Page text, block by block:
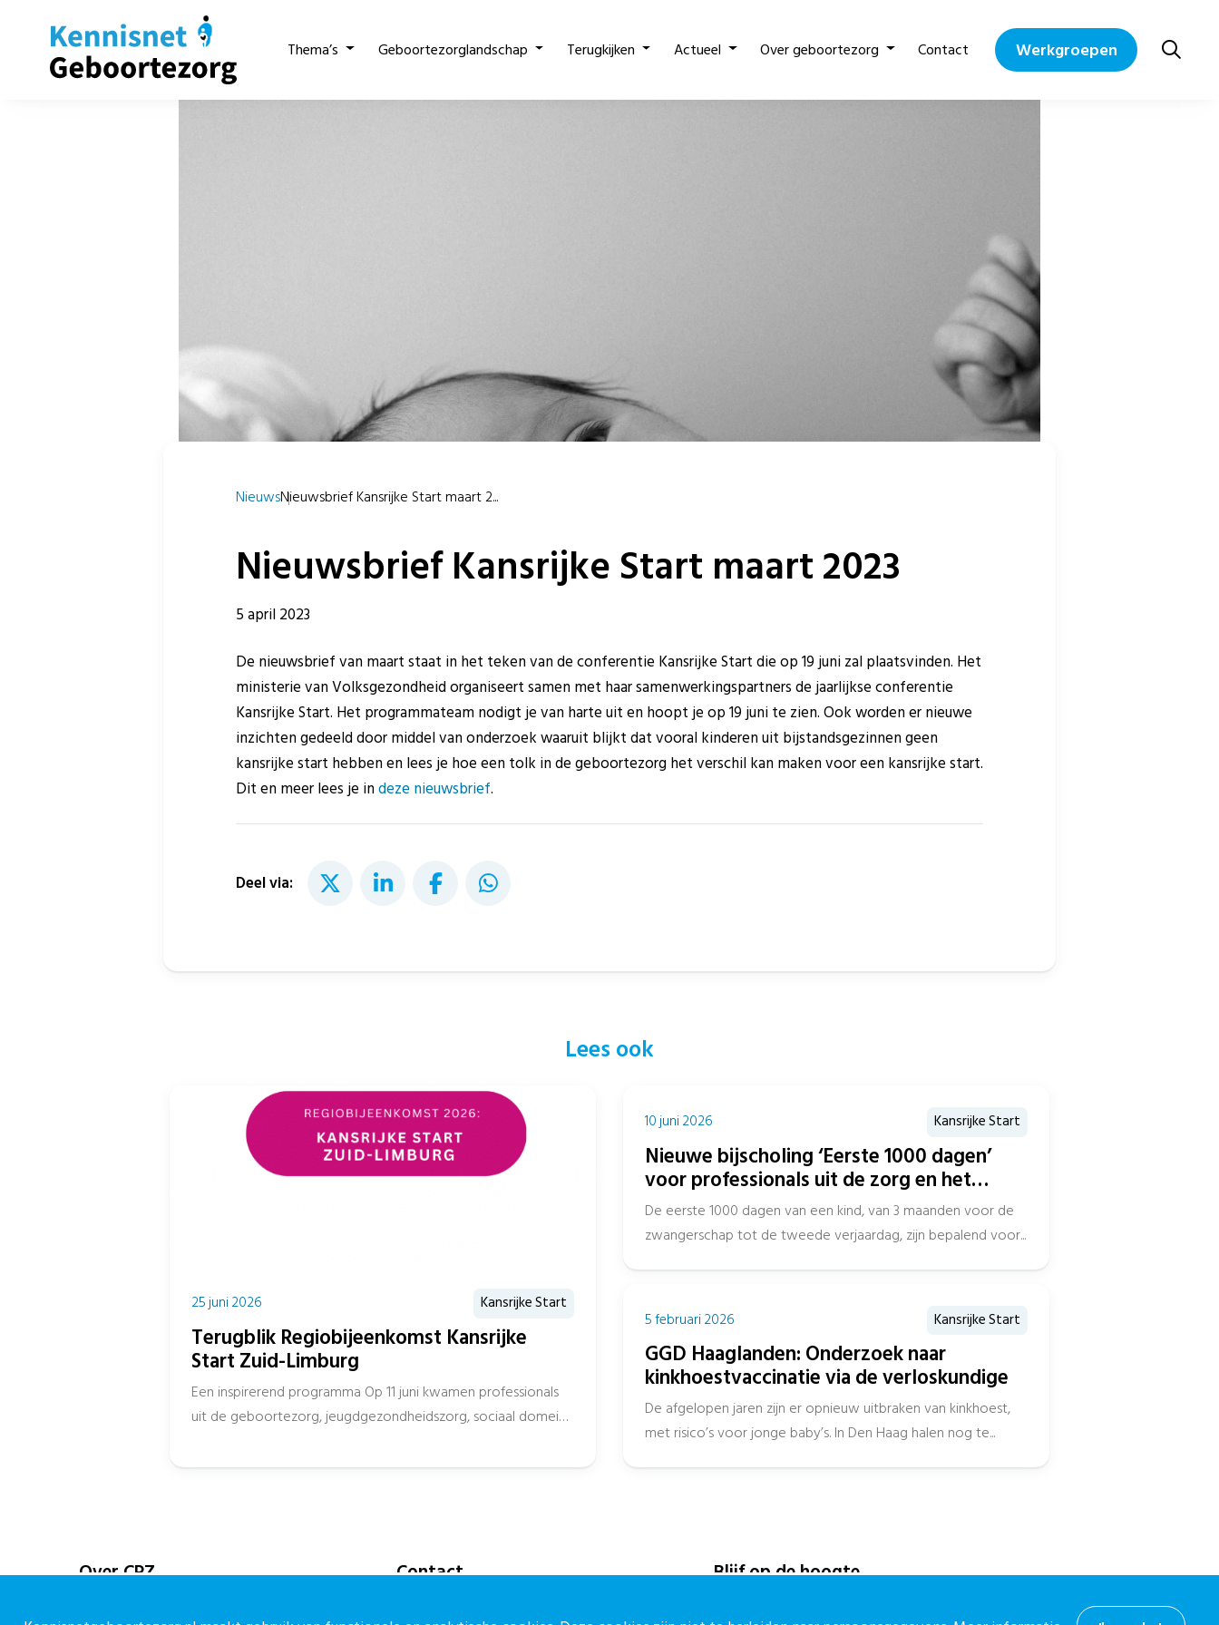
Thema’s Geboortezorglandschap Terugkijken Actueel Over geboortezorg Contact Werkgroepen
NieuwsNieuwsbrief Kansrijke Start maart 2...
Nieuwsbrief Kansrijke Start maart 2023
5 april 2023
De nieuwsbrief van maart staat in het teken van de conferentie Kansrijke Start die op 19 juni zal plaatsvinden. Het
ministerie van Volksgezondheid organiseert samen met haar samenwerkingspartners de jaarlijkse conferentie
Kansrijke Start. Het programmateam nodigt je van harte uit en hoopt je op 19 juni te zien. Ook worden er nieuwe
inzichten gedeeld door middel van onderzoek waaruit blijkt dat vooral kinderen uit bijstandsgezinnen geen
kansrijke start hebben en lees je hoe een tolk in de geboortezorg het verschil kan maken voor een kansrijke start.
Dit en meer lees je indeze nieuwsbrief.
Deel via:
Lees ook
25 juni 2026 Kansrijke Start
Terugblik Regiobijeenkomst Kansrijke
Start Zuid-Limburg
Een inspirerend programma Op 11 juni kwamen professionals
uit de geboortezorg, jeugdgezondheidszorg, sociaal domein,
10 juni 2026 Kansrijke Start
Nieuwe bijscholing ‘Eerste 1000 dagen’
voor professionals uit de zorg en het
sociaal domein
De eerste 1000 dagen van een kind, van 3 maanden voor de
zwangerschap tot de tweede verjaardag, zijn bepalend voor...
5 februari 2026 Kansrijke Start
GGD Haaglanden: Onderzoek naar
kinkhoestvaccinatie via de verloskundige
De afgelopen jaren zijn er opnieuw uitbraken van kinkhoest,
met risico’s voor jonge baby’s. In Den Haag halen nog te...
Over CPZ Contact Blijf op de hoogte